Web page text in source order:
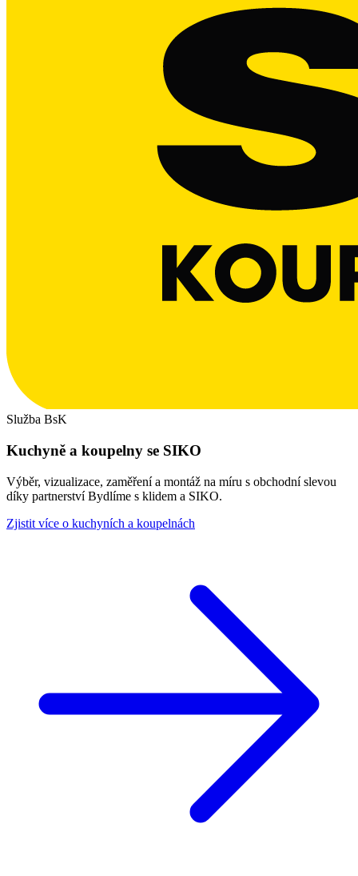
Služba BsK
Kuchyně a koupelny se SIKO
Výběr, vizualizace, zaměření a montáž na míru s obchodní slevou
díky partnerství Bydlíme s klidem a SIKO.
Zjistit více o kuchyních a koupelnách